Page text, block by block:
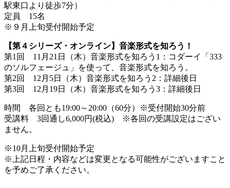
駅東口より徒歩7分）
定員 15名
※９月上旬受付開始予定
【第４シリーズ・オンライン】音楽形式を知ろう！
第1回 11月21日（木）音楽形式を知ろう1：コダーイ「333
のソルフェージュ」を使って、音楽形式を知ろう。
第2回 12月5日（木）音楽形式を知ろう2：詳細後日
第3回 12月19日（木）音楽形式を知ろう3：詳細後日
時間 各回とも19:00～20:00（60分）※受付開始30分前
受講料 3回通し6,000円(税込) ※各回の受講設定はござい
ません。
※10月上旬受付開始予定
※上記日程・内容などは変更となる可能性がございますこと
を予めご了承ください。